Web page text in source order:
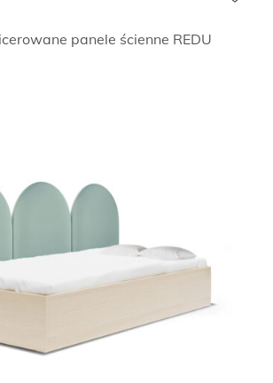
panele ścienne REDU